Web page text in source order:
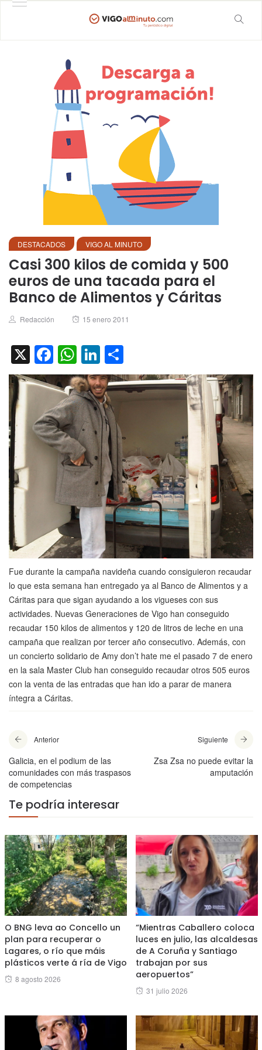
DESTACADOS VIGO AL MINUTO
Casi 300 kilos de comida y 500
euros de una tacada para el
Banco de Alimentos y Cáritas
Author
Redacción
Posted
15 enero 2011
X Facebook
WhatsApp
LinkedIn
Fue durante la campaña navideña cuando consiguieron recaudar
lo que esta semana han entregado ya al Banco de Alimentos y a
Cáritas para que sigan ayudando a los vigueses con sus
actividades. Nuevas Generaciones de Vigo han conseguido
recaudar 150 kilos de alimentos y 120 de litros de leche en una
campaña que realizan por tercer año consecutivo. Además, con
un concierto solidario de Amy don’t hate me el pasado 7 de enero
en la sala Master Club han conseguido recaudar otros 505 euros
con la venta de las entradas que han ido a parar de manera
íntegra a Cáritas.
Anterior
Galicia, en el podium de las
comunidades con más traspasos
de competencias
Siguiente
Zsa Zsa no puede evitar la
amputación
Te podría interesar
O BNG leva ao Concello un
plan para recuperar o
Lagares, o río que máis
plásticos verte á ría de Vigo
Posted
8 agosto 2026
“Mientras Caballero coloca
luces en julio, las alcaldesas
de A Coruña y Santiago
trabajan por sus
aeropuertos”
Posted
31 julio 2026